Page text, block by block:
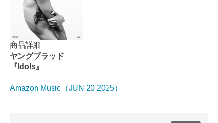
商品詳細
ヤングブラッド
『Idols』
Amazon Music（JUN 20 2025）